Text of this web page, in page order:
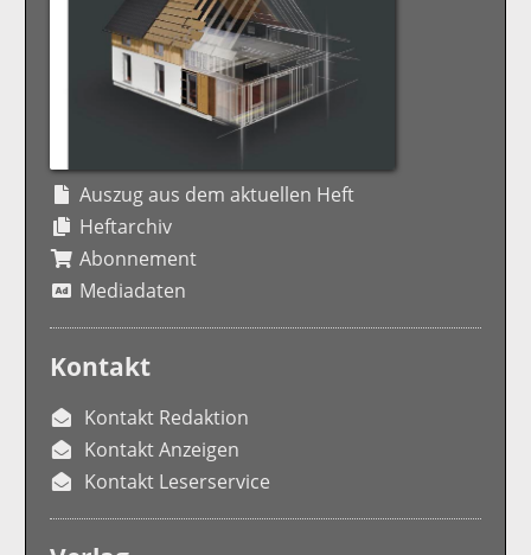
Auszug aus dem aktuellen Heft
Heftarchiv
Abonnement
Mediadaten
Kontakt
Kontakt Redaktion
Kontakt Anzeigen
Kontakt Leserservice